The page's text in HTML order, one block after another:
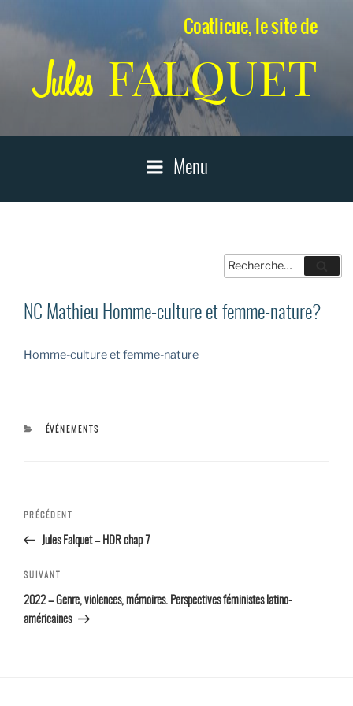
Coatlicue, le site de
Jules FALQUET
Menu
Recherche
pour
NC Mathieu Homme-culture et femme-nature?
Homme-culture et femme-nature
CATÉGORIES
ÉVÉNEMENTS
Navigation
de l’article
Article
précédent
PRÉCÉDENT
Jules Falquet – HDR chap 7
Article
suivant
SUIVANT
2022 – Genre, violences, mémoires. Perspectives féministes latino-
américaines